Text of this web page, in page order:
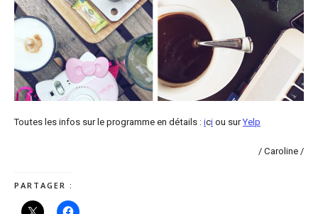
Toutes les infos sur le programme en détails : ici ou surYelp
/ Caroline /
PARTAGER :